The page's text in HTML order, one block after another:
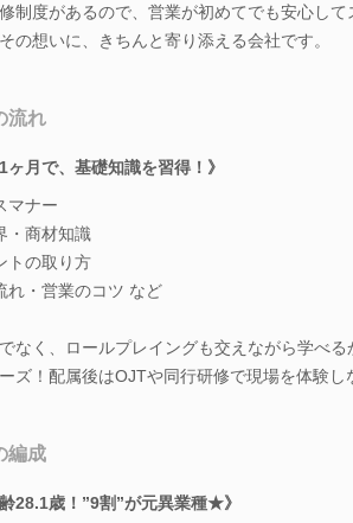
制度があるので、営業が初めてでも安心し
の想いに、きちんと寄り添える会社です。
流れ
1ヶ月で、基礎知識を習得！》
マナー
・商材知識
トの取り方
れ・営業のコツ など
なく、ロールプレイングも交えながら学べ
ズ！配属後はOJTや同行研修で現場を体験し
編成
齢28.1歳！”9割”が元異業種★》